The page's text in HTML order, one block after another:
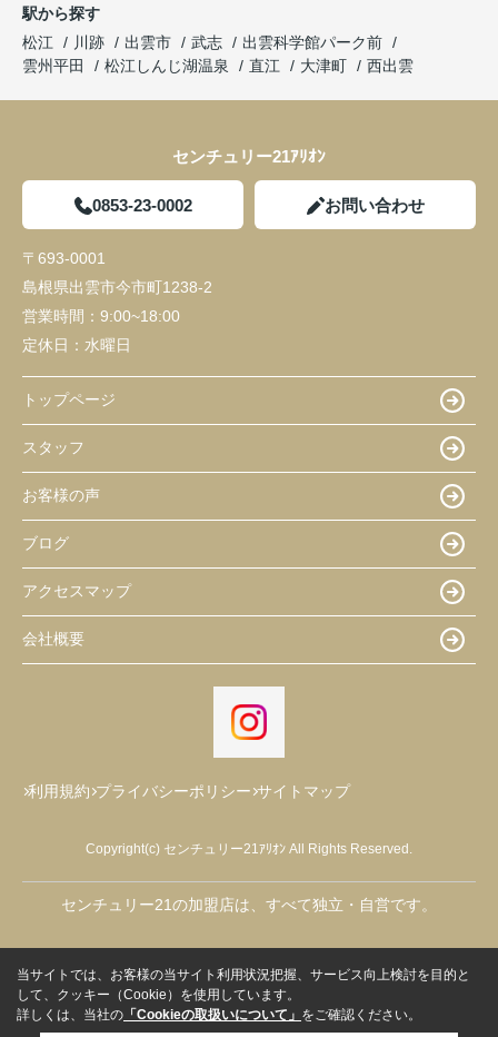
駅から探す
松江
川跡 出雲市 武志
出雲科学館パーク前
雲州平田
松江しんじ湖温泉 直江 大津町 西出雲
センチュリー21ｱﾘｵﾝ
0853-23-0002 お問い合わせ
〒693-0001
島根県出雲市今市町1238-2
営業時間： 9:00~18:00
定休日： 水曜日
トップページ
スタッフ
お客様の声
ブログ
アクセスマップ
会社概要
利用規約 プライバシーポリシー サイトマップ
Copyright(c) センチュリー21ｱﾘｵﾝ All Rights Reserved.
センチュリー21の加盟店は、すべて独立・自営です。
当サイトでは、お客様の当サイト利用状況把握、サービス向上検討を目的と
して、クッキー（Cookie）を使用しています。
詳しくは、当社の 「Cookieの取扱いについて」 をご確認ください。